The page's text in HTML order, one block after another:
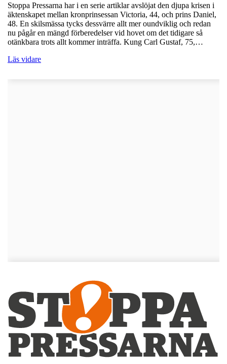
Stoppa Pressarna har i en serie artiklar avslöjat den djupa krisen i
äktenskapet mellan kronprinsessan Victoria, 44, och prins Daniel,
48. En skilsmässa tycks dessvärre allt mer oundviklig och redan
nu pågår en mängd förberedelser vid hovet om det tidigare så
otänkbara trots allt kommer inträffa. Kung Carl Gustaf, 75,…
Läs vidare